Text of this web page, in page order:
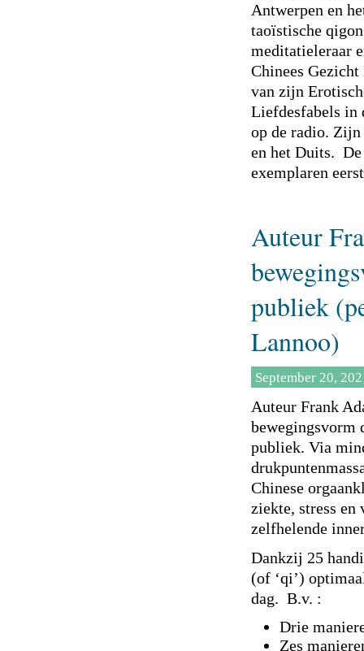
Antwerpen en
taoïstische
meditatieleraar
Chinees
van zijn
Liefdesfabels in
op de radio.
en het Duits.
exemplaren
Auteur
publiek
Lannoo)
September 20,
Auteur Frank
bewegingsvorm
publiek. Via
Chinese
ziekte, stress en
zelfhelende
Dankzij 25
(of ‘qi’)
dag. B.v. :
Drie
Zes